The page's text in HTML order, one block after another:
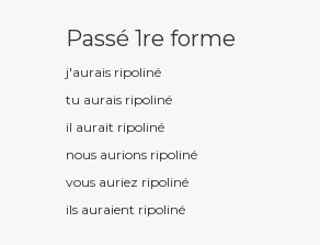
Passé 1re forme
j'aurais ripoliné
tu aurais ripoliné
il aurait ripoliné
nous aurions ripoliné
vous auriez ripoliné
ils auraient ripoliné